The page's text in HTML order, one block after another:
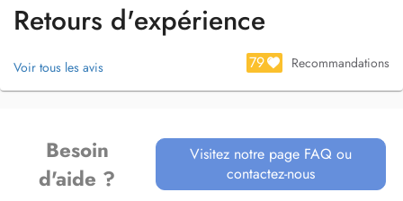
Retours d'expérience
Voir tous les avis 79 Recommandations
Besoin
d'aide ?
Visitez notre page FAQ ou
contactez-nous